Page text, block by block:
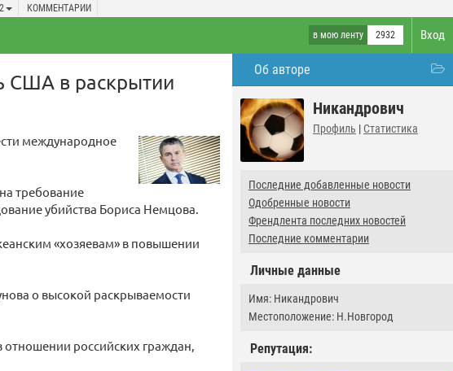
КОММЕНТАРИИ
Вход
в мою ленту 2932
Об авторе
Никандрович
Профиль | Статистика
Последние добавленные новости
Одобренные новости
Френдлента последних новостей
Последние комментарии
Личные данные
Имя: Никандрович
Местоположение: Н.Новгород
Репутация:
США в раскрытии
международное
требование
убийства Бориса Немцова.
«хозяевам» в повышении
о высокой раскрываемости
российских граждан,